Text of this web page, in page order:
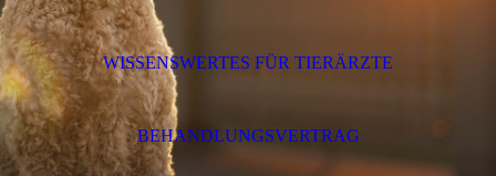
WISSENSWERTES FÜR TIERÄRZTE
BEHANDLUNGSVERTRAG